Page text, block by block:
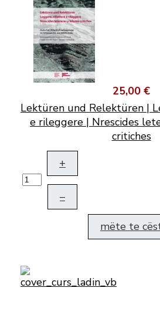
25,00 €
Lektüren und Relektüren |
e rileggere | Nrescides
critiches
+
–
mëte te